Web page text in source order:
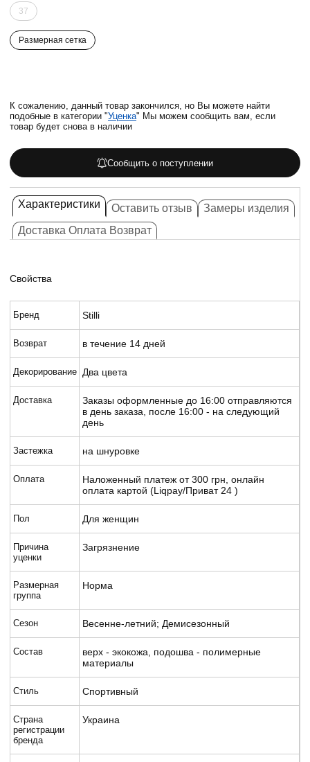
37
Размерная сетка
К сожалению, данный товар закончился, но Вы можете найти
подобные в категории "Уценка" Мы можем сообщить вам, если
товар будет снова в наличии
Сообщить о поступлении
Характеристики Оставить отзыв
Замеры изделия
Доставка Оплата Возврат
Свойства
Бренд Stilli
Возврат в течение 14 дней
Декорирование Два цвета
Доставка
Заказы оформленные до 16:00 отправляются
в день заказа, после 16:00 - на следующий
день
Застежка на шнуровке
Оплата
Наложенный платеж от 300 грн, онлайн
оплата картой (Liqpay/Приват 24 )
Пол Для женщин
Причина
уценки
Загрязнение
Размерная
группа
Норма
Сезон Весенне-летний; Демисезонный
Состав
верх - экокожа, подошва - полимерные
материалы
Стиль Спортивный
Страна
регистрации
бренда
Украина